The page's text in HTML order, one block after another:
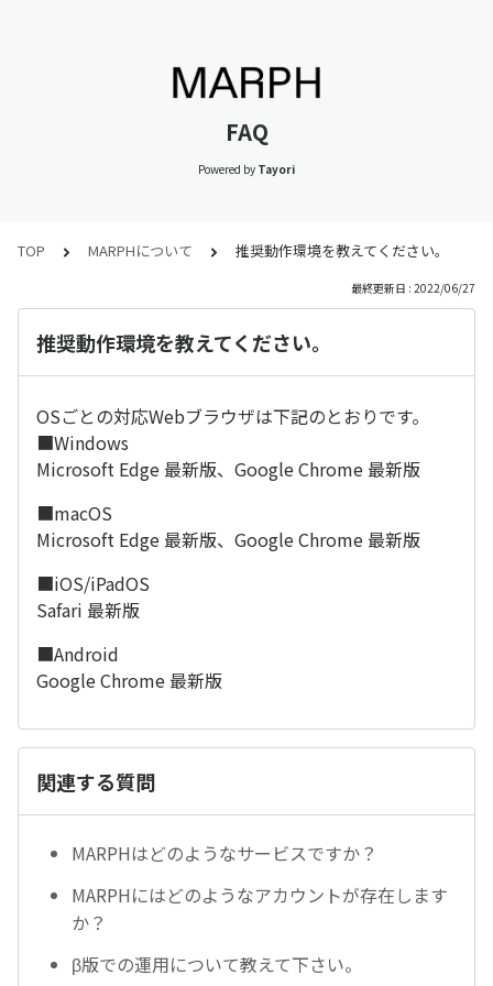
FAQ
Powered by Tayori
TOP MARPHについて 推奨動作環境を教えてください。
最終更新日 : 2022/06/27
推奨動作環境を教えてください。
OSごとの対応Webブラウザは下記のとおりです。
■Windows
Microsoft Edge 最新版、Google Chrome 最新版
■macOS
Microsoft Edge 最新版、Google Chrome 最新版
■iOS/iPadOS
Safari 最新版
■Android
Google Chrome 最新版
関連する質問
MARPHはどのようなサービスですか？
MARPHにはどのようなアカウントが存在します
か？
β版での運用について教えて下さい。